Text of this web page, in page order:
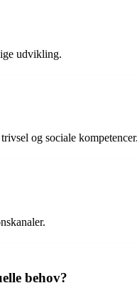
udvikling.
og sociale kompetencer.
behov?